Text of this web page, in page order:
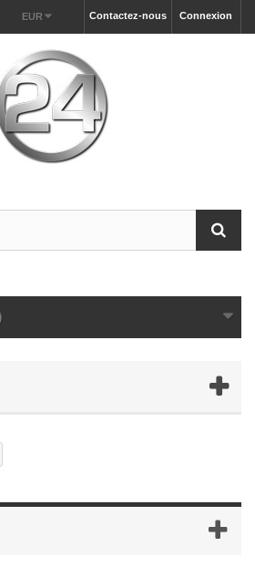
Connexion
Contactez-nous
EUR